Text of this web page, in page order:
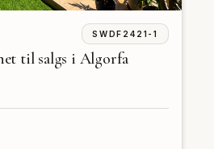
SWDF2421-1
til salgs i Algorfa